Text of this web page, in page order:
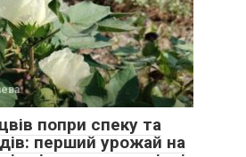
попри спеку та
перший урожай на